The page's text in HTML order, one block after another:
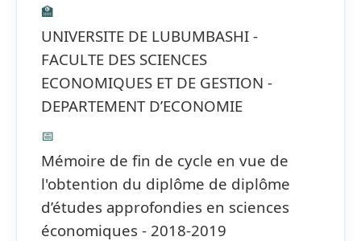
🏫
UNIVERSITE DE LUBUMBASHI -
FACULTE DES SCIENCES
ECONOMIQUES ET DE GESTION -
DEPARTEMENT D’ECONOMIE
📅
Mémoire de fin de cycle en vue de
l'obtention du diplôme de diplôme
d’études approfondies en sciences
économiques - 2018-2019